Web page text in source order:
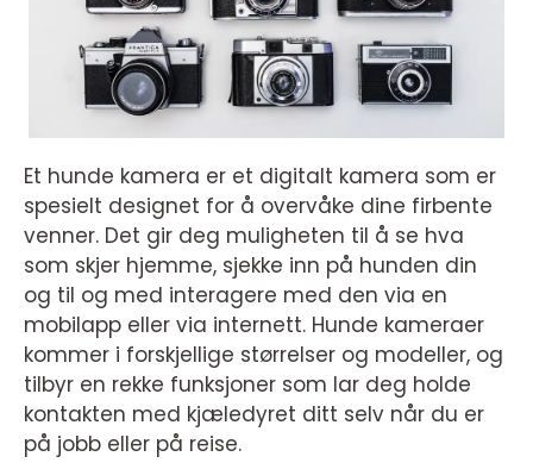
Et hunde kamera er et digitalt kamera som er
spesielt designet for å overvåke dine firbente
venner. Det gir deg muligheten til å se hva
som skjer hjemme, sjekke inn på hunden din
og til og med interagere med den via en
mobilapp eller via internett. Hunde kameraer
kommer i forskjellige størrelser og modeller, og
tilbyr en rekke funksjoner som lar deg holde
kontakten med kjæledyret ditt selv når du er
på jobb eller på reise.